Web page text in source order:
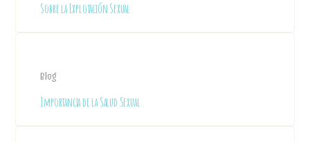
Sobre la Explotación Sexual
Blog
Importancia de la Salud Sexual